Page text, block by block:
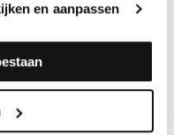
en aanpassen
15,45